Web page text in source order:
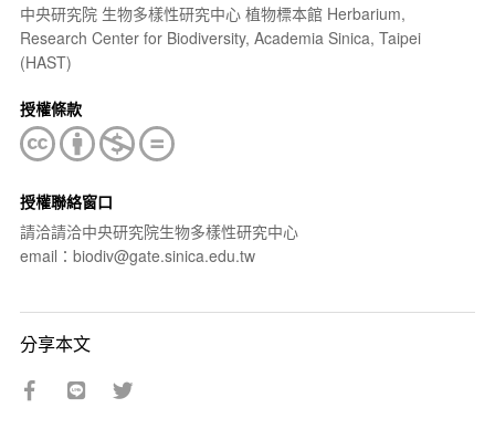
中央研究院 生物多樣性研究中心 植物標本館 Herbarium,
Research Center for Biodiversity, Academia Sinica, Taipei
(HAST)
授權條款
授權聯絡窗口
請洽請洽中央研究院生物多樣性研究中心
email：biodiv@gate.sinica.edu.tw
分享本文